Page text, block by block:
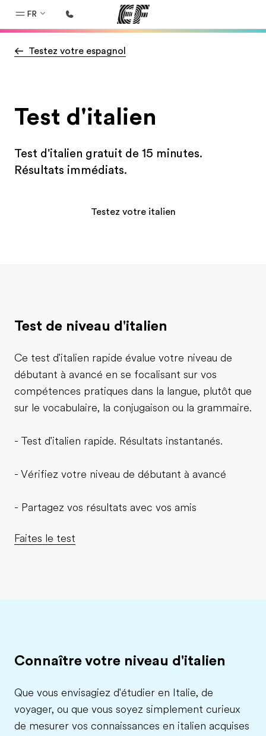
FR
Accueil
Nos offres
Testez votre espagnol
Test d'italien
Test d'italien gratuit de 15 minutes.
Résultats immédiats.
Testez votre italien
Test de niveau d'italien
Ce test d'italien rapide évalue votre niveau de
débutant à avancé en se focalisant sur vos
compétences pratiques dans la langue, plutôt que
sur le vocabulaire, la conjugaison ou la grammaire.
- Test d'italien rapide. Résultats instantanés.
- Vérifiez votre niveau de débutant à avancé
- Partagez vos résultats avec vos amis
Faites le test
Connaître votre niveau d'italien
Que vous envisagiez d'étudier en Italie, de
voyager, ou que vous soyez simplement curieux
de mesurer vos connaissances en italien acquises